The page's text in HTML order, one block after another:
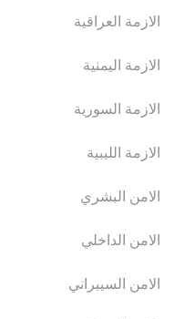
الازمة العراقية
الازمة اليمنية
الازمة السورية
الازمة الليبية
الامن البشري
الامن الداخلي
الامن السيبراني